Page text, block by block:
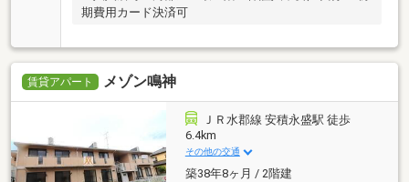
期費用カード決済可
賃貸アパート メゾン鳴神
ＪＲ水郡線 安積永盛駅 徒歩
6.4km
その他の交通
築38年8ヶ月 / 2階建